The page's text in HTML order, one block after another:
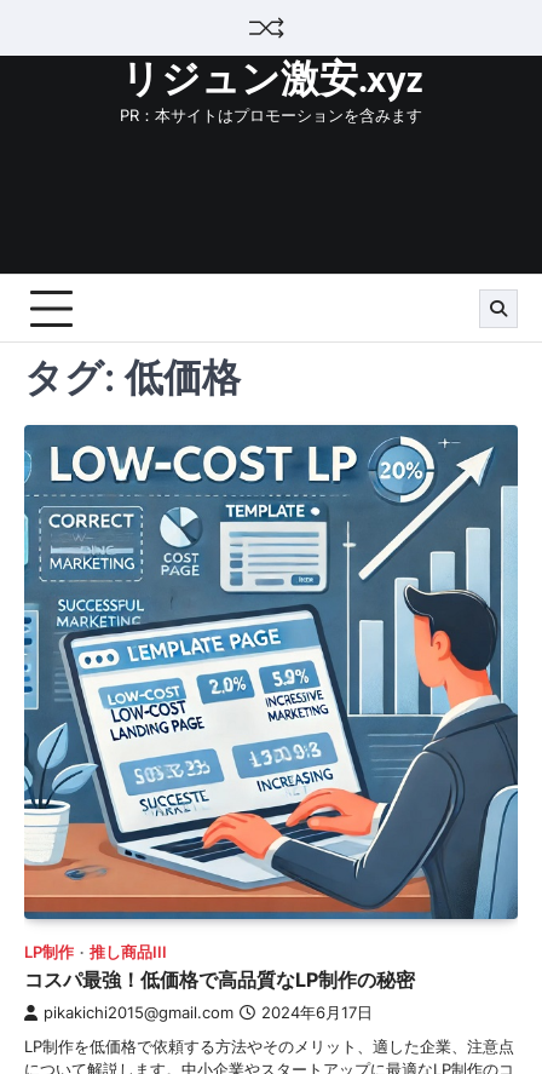
リジュン激安.xyz
PR：本サイトはプロモーションを含みます
タグ:低価格
LP制作 推し商品III
コスパ最強！低価格で高品質なLP制作の秘密
pikakichi2015@gmail.com 2024年6月17日
LP制作を低価格で依頼する方法やそのメリット、適した企業、注意点
について解説します。中小企業やスタートアップに最適なLP制作のコ